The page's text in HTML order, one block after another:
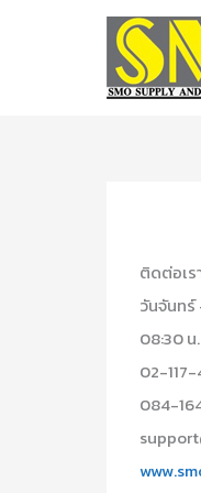
ติดต่อเร
วันจันท
08:30 น
02-
084-